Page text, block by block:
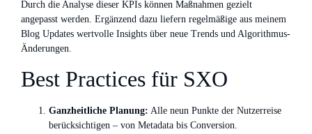
Durch die Analyse dieser KPIs können Maßnahmen gezielt
angepasst werden. Ergänzend dazu liefern regelmäßige aus meinem
Blog Updates wertvolle Insights über neue Trends und Algorithmus-
Änderungen.
Best Practices für SXO
Ganzheitliche Planung: Alle neun Punkte der Nutzerreise
berücksichtigen – von Metadata bis Conversion.